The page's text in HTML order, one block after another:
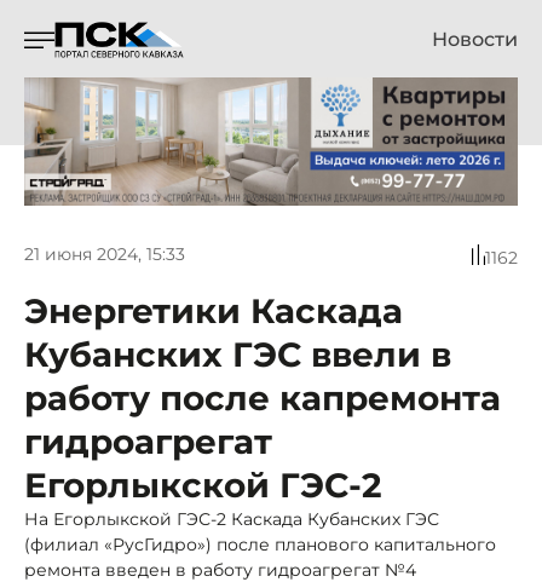
Новости
21 июня 2024, 15:33 1162
Энергетики Каскада
Кубанских ГЭС ввели в
работу после капремонта
гидроагрегат
Егорлыкской ГЭС-2
На Егорлыкской ГЭС-2 Каскада Кубанских ГЭС
(филиал «РусГидро») после планового капитального
ремонта введен в работу гидроагрегат №4